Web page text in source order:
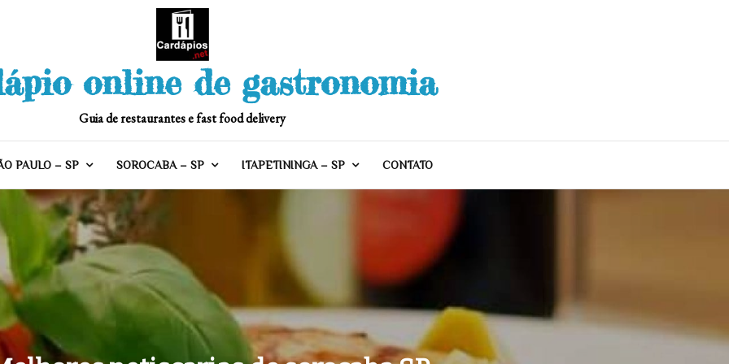
online de gastronomia
Guia de restaurantes e fast food delivery
PAULO – SP SOROCABA – SP ITAPETININGA – SP CONTATO